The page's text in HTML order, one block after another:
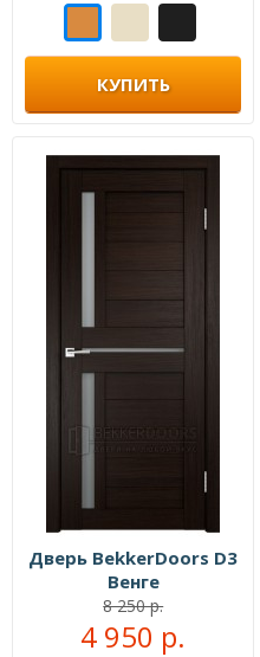
КУПИТЬ
Дверь BekkerDoors D3
Венге
8 250 р.
4 950 р.